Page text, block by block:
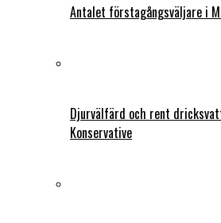
Antalet förstagångsväljare i
Djurvälfärd och rent
Konservative